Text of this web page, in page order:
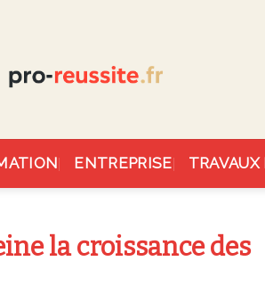
ENTREPRISE
la croissance des